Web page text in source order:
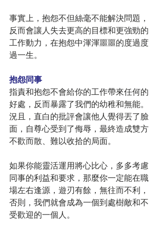
事實上，抱怨不但絲毫不能解決問題，
反而會讓人失去更高的目標和更強勁的
工作動力，在抱怨中渾渾噩噩的度過度
過一生。
抱怨同事
指責和抱怨不會給你的工作帶來任何的
好處，反而暴露了我們的幼稚和無能。
況且，直白的批評會讓他人覺得丟了臉
面，自尊心受到了侮辱，最終造成雙方
不歡而散、難以收拾的局面。
如果你能靈活運用將心比心，多多考慮
同事的利益和要求，那麼你一定能在職
場左右逢源，遊刃有餘，無往而不利，
否則，我們就會成為一個到處樹敵和不
受歡迎的一個人。